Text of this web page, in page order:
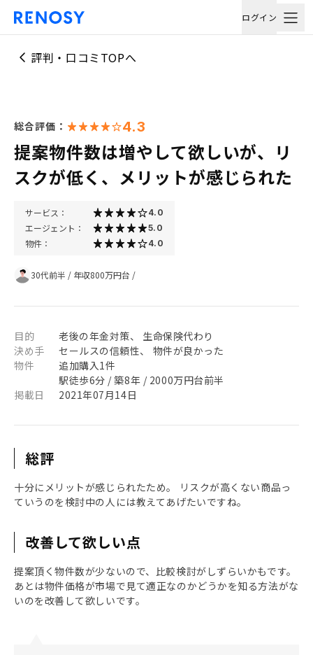
ログイン
評判・口コミTOPへ
総合評価： 4.3
提案物件数は増やして欲しいが、リ
スクが低く、メリットが感じられた
サービス： 4.0
エージェント： 5.0
物件： 4.0
30代前半 / 年収800万円台 /
目的
老後の年金対策、 生命保険代わり
決め手
セールスの信頼性、 物件が良かった
物件
追加購入1件
駅徒歩6分 / 築8年 / 2000万円台前半
掲載日
2021年07月14日
総評
十分にメリットが感じられたため。 リスクが高くない商品っ
ていうのを検討中の人には教えてあげたいですね。
改善して欲しい点
提案頂く物件数が少ないので、比較検討がしずらいかもです。
あとは物件価格が市場で見て適正なのかどうかを知る方法がな
いのを改善して欲しいです。